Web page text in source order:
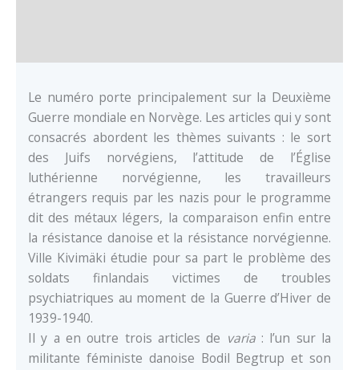
les
du
Nord
Le numéro porte principalement sur la Deuxième
Guerre mondiale en Norvège. Les articles qui y sont
consacrés abordent les thèmes suivants : le sort
des Juifs norvégiens, l’attitude de l’Église
luthérienne norvégienne, les travailleurs
étrangers requis par les nazis pour le programme
dit des métaux légers, la comparaison enfin entre
la résistance danoise et la résistance norvégienne.
Ville Kivimäki étudie pour sa part le problème des
soldats finlandais victimes de troubles
psychiatriques au moment de la Guerre d’Hiver de
1939-1940.
Il y a en outre trois articles de varia: l’un sur la
militante féministe danoise Bodil Begtrup et son